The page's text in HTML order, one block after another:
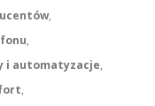
,
,
i automatyzacje,
,